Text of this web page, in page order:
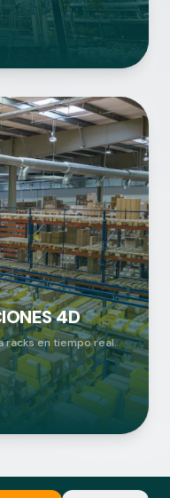
4D
racks en tiempo real.